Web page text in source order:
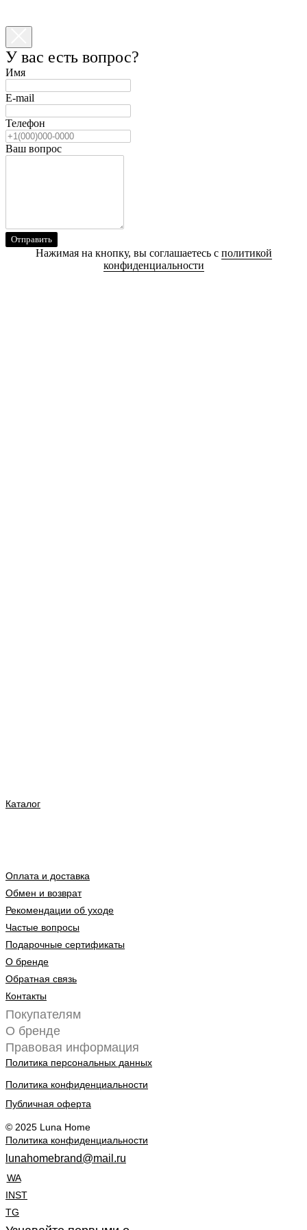
Каталог
Оплата и доставка
Обмен и возврат
Рекомендации об уходе
Частые вопросы
Подарочные сертификаты
О бренде
Обратная связь
Контакты
Покупателям
О бренде
Правовая информация
Политика персональных данных
Политика конфиденциальности
Публичная оферта
© 2025 Luna Home
Политика конфиденциальности
lunahomebrand@mail.ru
WA
INST
TG
У вас есть вопрос?
Имя
E-mail
Телефон
Ваш вопрос
Отправить
Нажимая на кнопку, вы соглашаетесь с политикой
конфиденциальности